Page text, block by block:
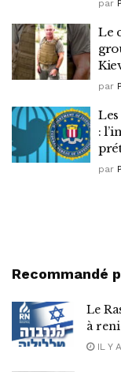
par
Le
par
:
par
Recommandé
Le
à
IL Y